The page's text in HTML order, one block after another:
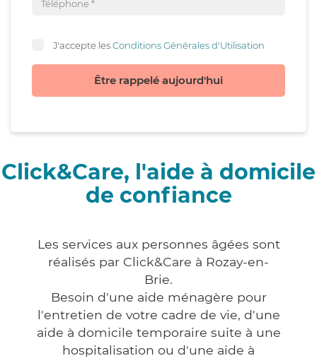
J'accepte lesConditions Générales d'Utilisation
Être rappelé aujourd'hui
Click&Care, l'aide à domicile
de confiance
Les services aux personnes âgées sont
réalisés par Click&Care à Rozay-en-
Brie.
Besoin d'une aide ménagère pour
l'entretien de votre cadre de vie, d'une
aide à domicile temporaire suite à une
hospitalisation ou d'une aide à